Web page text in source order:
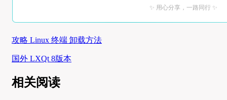
✨ 用心分享，一路同行 ✨
攻略 Linux 终端 卸载方法
国外 LXQt 8版本
相关阅读